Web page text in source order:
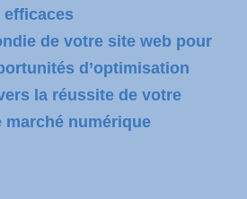
efficaces
de votre site web pour
d’optimisation
la réussite de votre
numérique